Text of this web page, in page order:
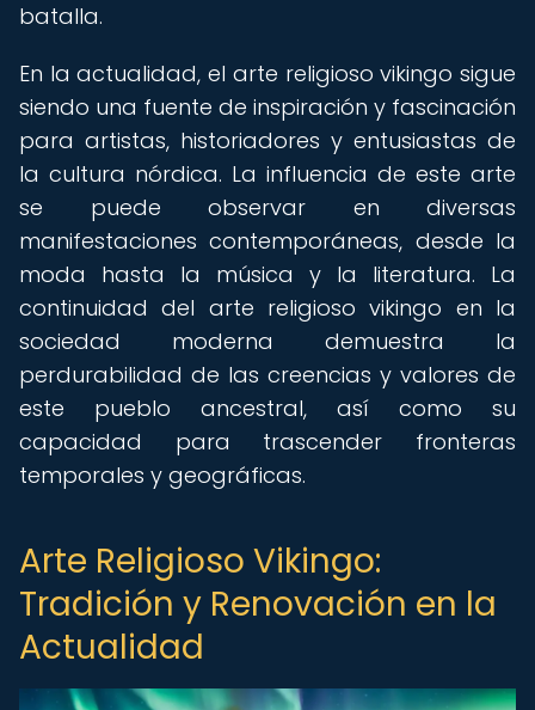
batalla.
En la actualidad, el arte religioso vikingo sigue
siendo una fuente de inspiración y fascinación
para artistas, historiadores y entusiastas de
la cultura nórdica. La influencia de este arte
se puede observar en diversas
manifestaciones contemporáneas, desde la
moda hasta la música y la literatura. La
continuidad del arte religioso vikingo en la
sociedad moderna demuestra la
perdurabilidad de las creencias y valores de
este pueblo ancestral, así como su
capacidad para trascender fronteras
temporales y geográficas.
Arte Religioso Vikingo:
Tradición y Renovación en la
Actualidad